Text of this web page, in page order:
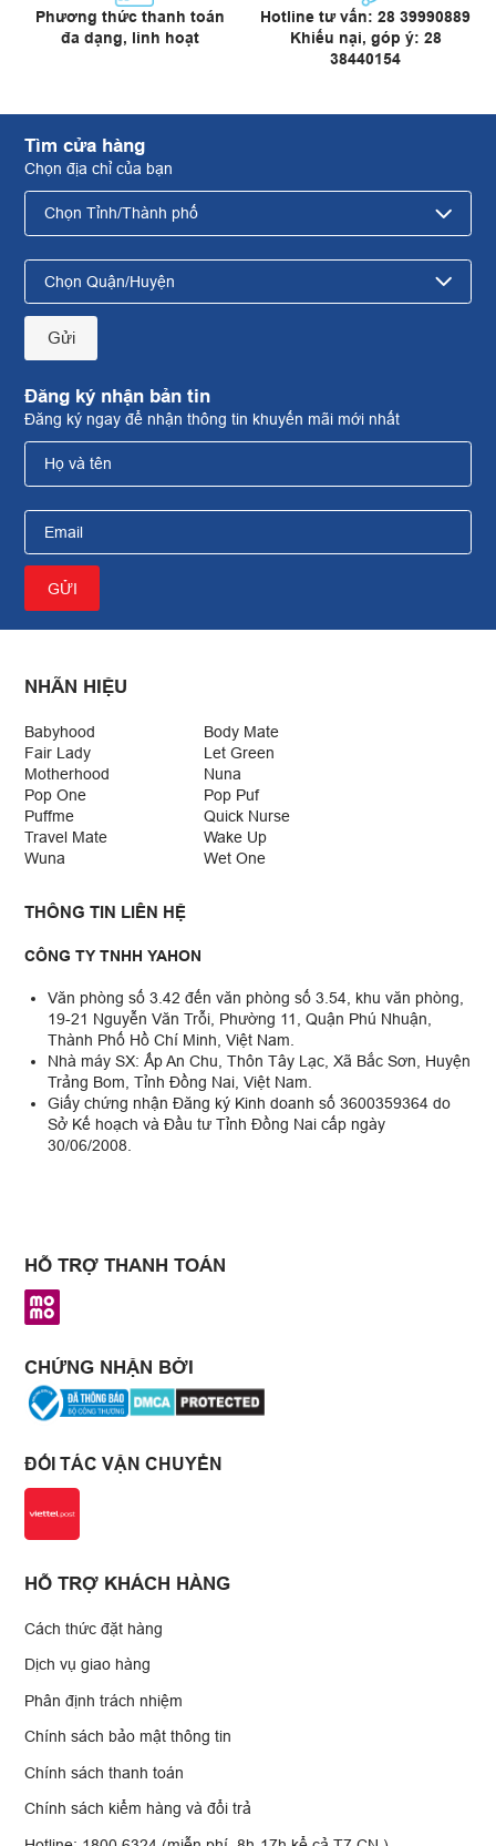
Phương thức thanh toán
đa dạng, linh hoạt
Hotline tư vấn: 28 39990889
Khiếu nại, góp ý: 28
38440154
Tìm cửa hàng
Chọn địa chỉ của bạn
Gửi
Đăng ký nhận bản tin
Đăng ký ngay để nhận thông tin khuyến mãi mới nhất
NHÃN HIỆU
Babyhood
Body Mate
Fair Lady
Let Green
Motherhood
Nuna
Pop One
Pop Puf
Puffme
Quick Nurse
Travel Mate
Wake Up
Wuna
Wet One
THÔNG TIN LIÊN HỆ
CÔNG TY TNHH YAHON
Văn phòng số 3.42 đến văn phòng số 3.54, khu văn phòng,
19-21 Nguyễn Văn Trỗi, Phường 11, Quận Phú Nhuận,
Thành Phố Hồ Chí Minh, Việt Nam.
Nhà máy SX: Ấp An Chu, Thôn Tây Lạc, Xã Bắc Sơn, Huyện
Trảng Bom, Tỉnh Đồng Nai, Việt Nam.
Giấy chứng nhận Đăng ký Kinh doanh số 3600359364 do
Sở Kế hoạch và Đầu tư Tỉnh Đồng Nai cấp ngày
30/06/2008.
HỖ TRỢ THANH TOÁN
CHỨNG NHẬN BỞI
ĐỐI TÁC VẬN CHUYỂN
HỖ TRỢ KHÁCH HÀNG
Cách thức đặt hàng
Dịch vụ giao hàng
Phân định trách nhiệm
Chính sách bảo mật thông tin
Chính sách thanh toán
Chính sách kiểm hàng và đổi trả